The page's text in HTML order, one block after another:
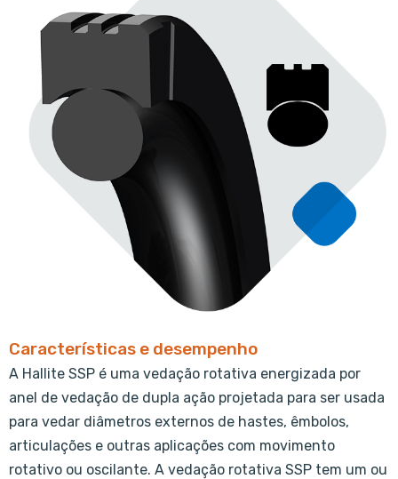
Características e desempenho
A Hallite SSP é uma vedação rotativa energizada por
anel de vedação de dupla ação projetada para ser usada
para vedar diâmetros externos de hastes, êmbolos,
articulações e outras aplicações com movimento
rotativo ou oscilante. A vedação rotativa SSP tem um ou